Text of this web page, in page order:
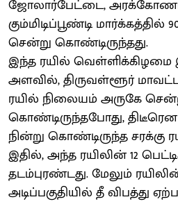
ஜோலார்பேட்டை, அரக்கோணம்,
கும்மிடிப்பூண்டி மார்க்கத்தில்
சென்று கொண்டிருந்தது.
இந்த ரயில் வெள்ளிக்கிழமை
அளவில், திருவள்ளூர்
ரயில் நிலையம் அருகே
கொண்டிருந்தபோது,
நின்று கொண்டிருந்த சரக்கு
இதில், அந்த ரயிலின் 12
தடம்புரண்டது. மேலும்
அடிப்பகுதியில் தீ விபத்து